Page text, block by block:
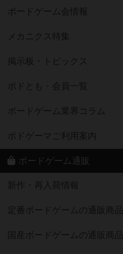
ボードゲーム会情報
メカニクス特集
掲示板・トピックス
ボドとも・会員一覧
ボードゲーム業界コラム
ボドゲーマご利用案内
ボードゲーム通販
新作・再入荷情報
定番ボードゲームの通販商品
国産ボードゲームの通販商品